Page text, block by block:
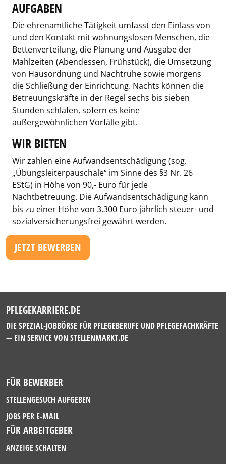
AUFGABEN
Die ehrenamtliche Tätigkeit umfasst den Einlass von
und den Kontakt mit wohnungslosen Menschen, die
Bettenverteilung, die Planung und Ausgabe der
Mahlzeiten (Abendessen, Frühstück), die Umsetzung
von Hausordnung und Nachtruhe sowie morgens
die Schließung der Einrichtung. Nachts können die
Betreuungskräfte in der Regel sechs bis sieben
Stunden schlafen, sofern es keine
außergewöhnlichen Vorfälle gibt.
WIR BIETEN
Wir zahlen eine Aufwandsentschädigung (sog.
„Übungsleiterpauschale“ im Sinne des §3 Nr. 26
EStG) in Höhe von 90,- Euro für jede
Nachtbetreuung. Die Aufwandsentschädigung kann
bis zu einer Höhe von 3.300 Euro jährlich steuer- und
sozialversicherungsfrei gewährt werden.
JETZT BEWERBEN
PFLEGEKARRIERE.DE
DIE SPEZIAL-JOBBÖRSE FÜR PFLEGEBERUFE UND PFLEGEFACHKRÄFTE
— EIN SERVICE VON STELLENMARKT.DE
FÜR BEWERBER
STELLENGESUCH AUFGEBEN
JOBS PER E-MAIL
FÜR ARBEITGEBER
ANZEIGE SCHALTEN